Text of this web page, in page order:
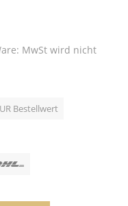
MwSt wird nicht
Bestellwert